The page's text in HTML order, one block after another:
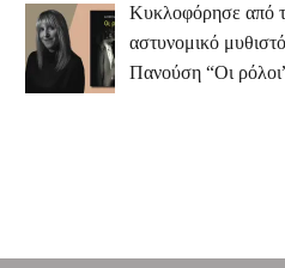
Κυκλοφόρησε από
αστυνομικό
Πανούση “Οι